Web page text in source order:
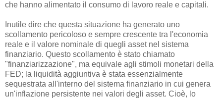
che hanno alimentato il consumo di lavoro reale e capitali.
Inutile dire che questa situazione ha generato uno
scollamento pericoloso e sempre crescente tra l'economia
reale e il valore nominale di quegli asset nel sistema
finanziario. Questo scollamento è stato chiamato
"finanziarizzazione", ma equivale agli stimoli monetari della
FED; la liquidità aggiuntiva è stata essenzialmente
sequestrata all'interno del sistema finanziario in cui genera
un'inflazione persistente nei valori degli asset. Cioè, lo